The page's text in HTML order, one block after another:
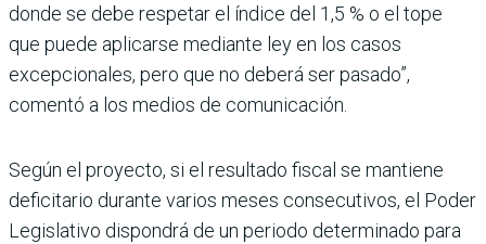
donde se debe respetar el índice del 1,5 % o el tope
que puede aplicarse mediante ley en los casos
excepcionales, pero que no deberá ser pasado”,
comentó a los medios de comunicación.
Según el proyecto, si el resultado fiscal se mantiene
deficitario durante varios meses consecutivos, el Poder
Legislativo dispondrá de un periodo determinado para